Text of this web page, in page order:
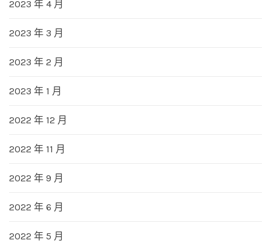
2023 年 4 月
2023 年 3 月
2023 年 2 月
2023 年 1 月
2022 年 12 月
2022 年 11 月
2022 年 9 月
2022 年 6 月
2022 年 5 月